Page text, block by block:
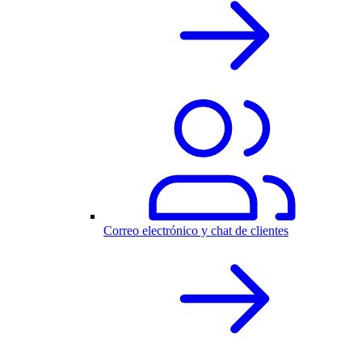
Correo electrónico y chat de clientes